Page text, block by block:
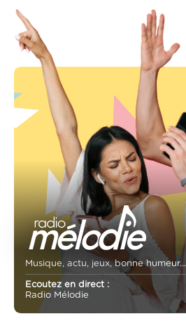
Musique, actu, jeux, bonne humeur...
Ecoutez en direct :
Radio Mélodie